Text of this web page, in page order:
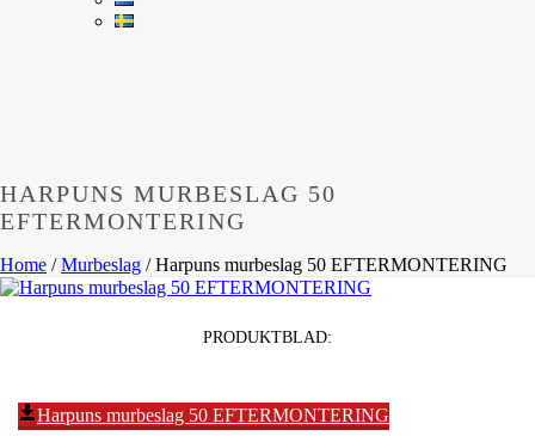
HARPUNS MURBESLAG 50
EFTERMONTERING
Home /Murbeslag /Harpuns murbeslag 50 EFTERMONTERING
PRODUKTBLAD:
Harpuns murbeslag 50 EFTERMONTERING